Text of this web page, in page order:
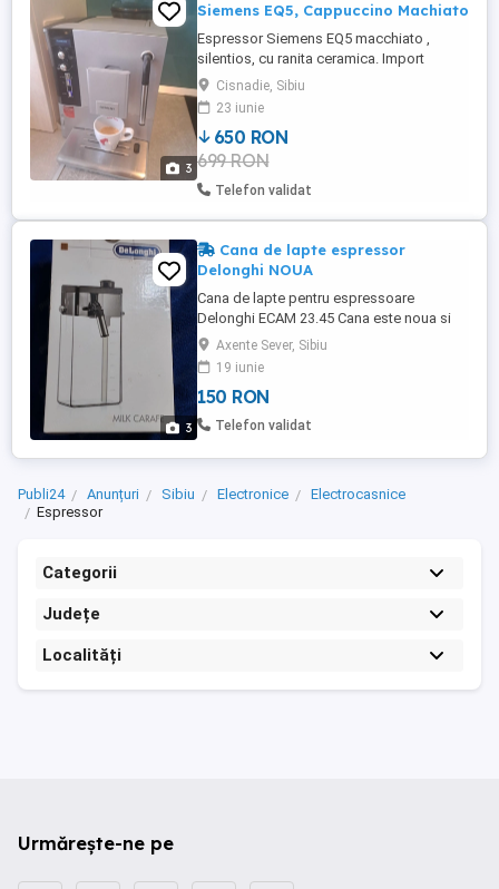
3
Siemens EQ5, Cappuccino Machiato
Espressor Siemens EQ5 macchiato ,
silentios, cu ranita ceramica. Import
Germania. Arata excelent,
revizionat,garnituri noi, decalcifiat si
cleaning la zi. Perfect functional Optiuni in
meniu: Espresso, cappuccino, latte
macchiatto, latte. Putere 1800W Rezervor
apa 1.7l Capacitate rezervor boabe ...
Cisnadie, Sibiu
23 iunie
650 RON
699 RON
Telefon validat
3
Cana de lapte espressor
Delonghi NOUA
Cana de lapte pentru espressoare
Delonghi ECAM 23.45 Cana este noua si
nefolosita
Axente Sever, Sibiu
19 iunie
150 RON
Telefon validat
Publi24 Anunțuri Sibiu Electronice
Electrocasnice
Espressor
Categorii
Județe
Localități
Urmărește-ne pe